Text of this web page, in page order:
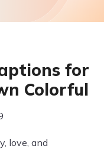
for
Colorful
love, and